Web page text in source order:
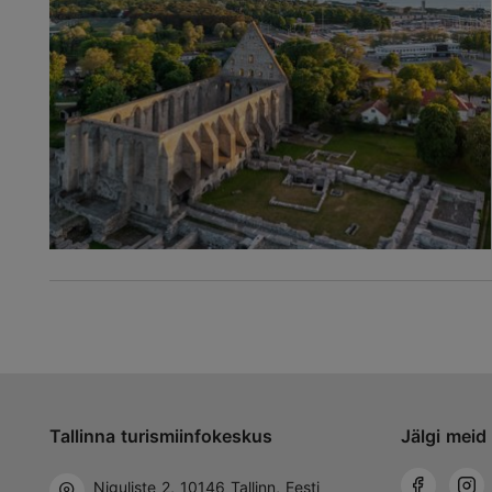
Tallinna turismiinfokeskus
Niguliste 2, 10146 Tallinn, Eesti
Jälgi meid